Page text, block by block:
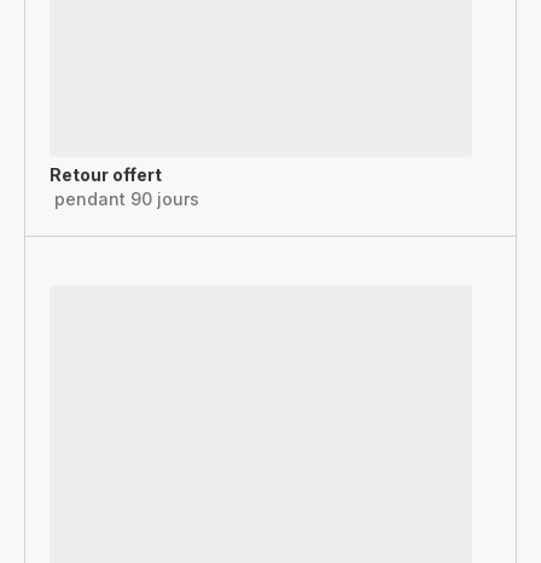
Retour offert
pendant 90 jours